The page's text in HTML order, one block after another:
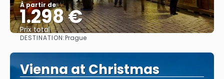
À partir de
1.298 €
Prix ​​total
DESTINATION:Prague
Vienna at Christmas